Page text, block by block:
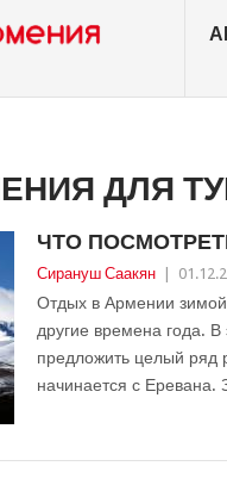
ДЛЯ
ЧТО
Сирануш Саакян
Отдых в Армении зимой
другие времена года.
предложить целый ряд
начинается с Еревана.